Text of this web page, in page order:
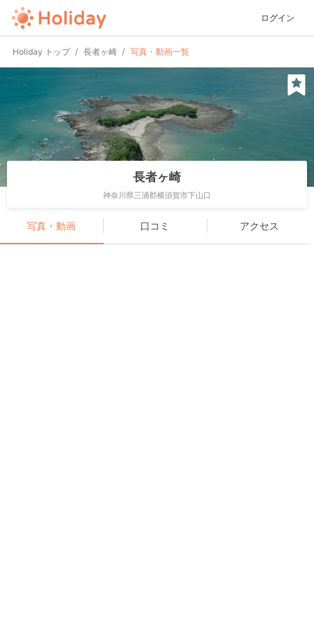
ログイン
Holiday トップ 長者ヶ崎 写真・動画一覧
長者ヶ崎
神奈川県三浦郡横須賀市下山口
写真・動画 口コミ アクセス